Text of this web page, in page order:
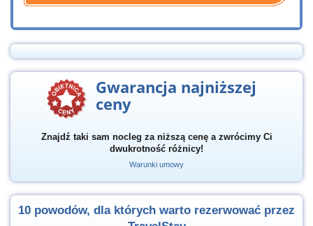
Gwarancja najniższej
ceny
Znajdź taki sam nocleg za niższą cenę a zwrócimy Ci
dwukrotność różnicy!
Warunki umowy
10 powodów, dla których warto rezerwować przez